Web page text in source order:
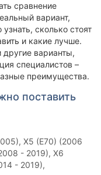
сравнение
вариант,
сколько стоят
и какие лучше.
варианты,
специалистов –
преимущества.
поставить
X5 (E70) (2006
- 2019), X6
- 2019),